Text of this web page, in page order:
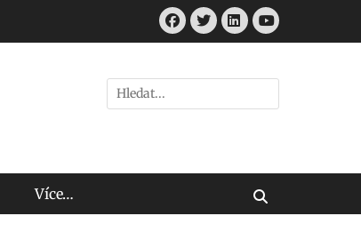
Facebook
Twitter
LinkedIn
Youtube
Hledat:
Více…